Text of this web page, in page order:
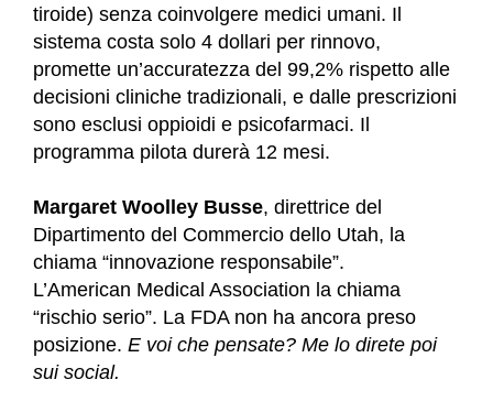
tiroide) senza coinvolgere medici umani. Il
sistema costa solo 4 dollari per rinnovo,
promette un’accuratezza del 99,2% rispetto alle
decisioni cliniche tradizionali, e dalle prescrizioni
sono esclusi oppioidi e psicofarmaci. Il
programma pilota durerà 12 mesi.
Margaret Woolley Busse, direttrice del
Dipartimento del Commercio dello Utah, la
chiama “innovazione responsabile”.
L’American Medical Association la chiama
“rischio serio”. La FDA non ha ancora preso
posizione. E voi che pensate? Me lo direte poi
sui social.